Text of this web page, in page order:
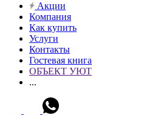
Акции
Компания
Как купить
Услуги
Контакты
Гостевая книга
ОБЪЕКТ УЮТ
...